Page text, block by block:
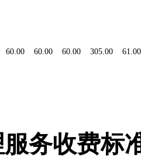
60.00 60.00 60.00 305.00 61.00
务收费标